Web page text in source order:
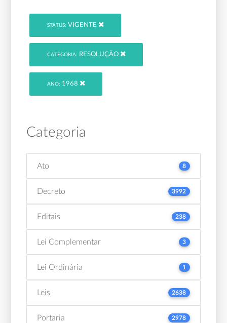
STATUS: VIGENTE
CATEGORIA: RESOLUÇÃO
ANO: 1968
Categoria
Ato 8
Decreto 3992
Editais 238
Lei Complementar 3
Lei Ordinária 1
Leis 2638
Portaria 2978